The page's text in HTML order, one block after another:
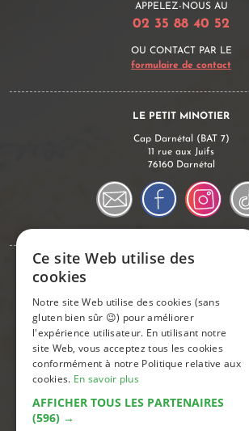
APPELEZ-NOUS AU
02 35 88 40 52
OU CONTACT PAR LE
formulaire de contact
LE PETIT MINOTIER
Cap Darnétal (BAT 7)
11 rue aux Juifs
76160 Darnétal
Commander sur notre site
Remboursement Sécurité Sociale
Le sans gluten
Ce site Web utilise des
cookies
Notre site Web utilise des cookies (sans
gluten bien sûr 😉) pour améliorer
l'expérience utilisateur. En utilisant notre
site Web, vous acceptez tous les cookies
conformément à notre Politique relative aux
cookies. En savoir plus
AFFICHER TOUS LES PARTENAIRES
(596) →